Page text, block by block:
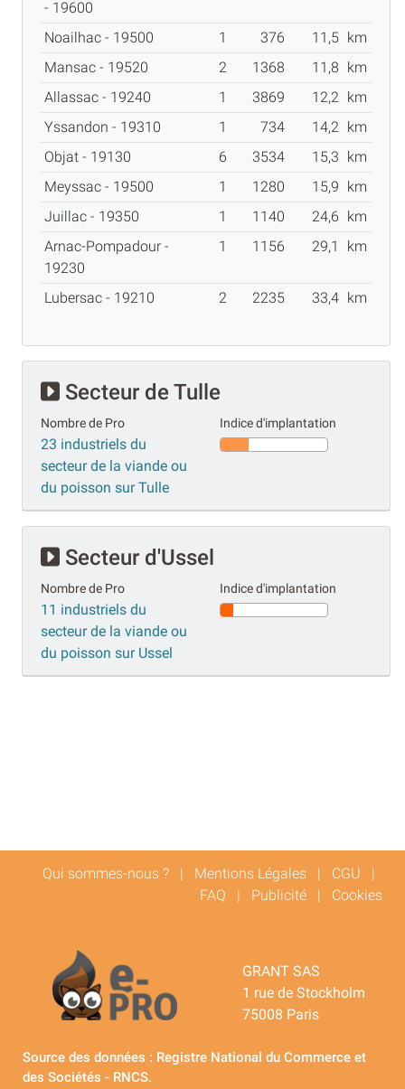
- 19600
Noailhac - 19500 1 376 11,5 km
Mansac - 19520
2 1368 11,8
km
Allassac - 19240
1 3869 12,2 km
Yssandon - 19310
1 734 14,2 km
Objat - 19130
6 3534 15,3
km
Meyssac - 19500
1 1280 15,9
km
Juillac - 19350
1 1140 24,6
km
Arnac-Pompadour -
19230
1 1156 29,1 km
Lubersac - 19210 2 2235 33,4 km
Secteur de Tulle
Nombre de Pro
23 industriels du
secteur de la viande ou
du poisson sur Tulle
Indice d'implantation
Secteur d'Ussel
Nombre de Pro
11 industriels du
secteur de la viande ou
du poisson sur Ussel
Indice d'implantation
Qui sommes-nous ? | Mentions Légales | CGU |
FAQ | Publicité | Cookies
GRANT SAS
1 rue de Stockholm
75008 Paris
Source des données : Registre National du Commerce et
des Sociétés - RNCS.